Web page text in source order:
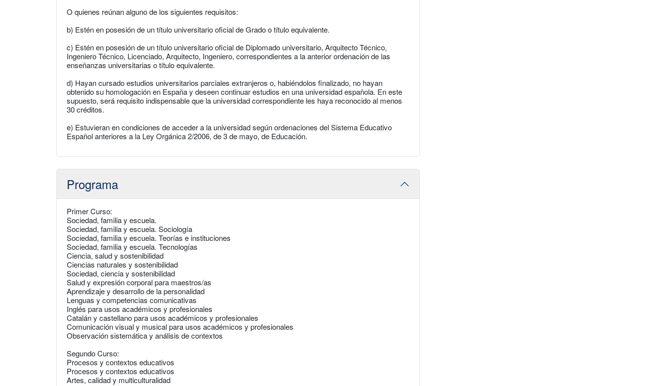
O quienes reúnan alguno de los siguientes requisitos:
b) Estén en posesión de un título universitario oficial de Grado o título equivalente.
c) Estén en posesión de un título universitario oficial de Diplomado universitario, Arquitecto Técnico,
Ingeniero Técnico, Licenciado, Arquitecto, Ingeniero, correspondientes a la anterior ordenación de las
enseñanzas universitarias o título equivalente.
d) Hayan cursado estudios universitarios parciales extranjeros o, habiéndolos finalizado, no hayan
obtenido su homologación en España y deseen continuar estudios en una universidad española. En este
supuesto, será requisito indispensable que la universidad correspondiente les haya reconocido al menos
30 créditos.
e) Estuvieran en condiciones de acceder a la universidad según ordenaciones del Sistema Educativo
Español anteriores a la Ley Orgánica 2/2006, de 3 de mayo, de Educación.
Programa
Primer Curso:
Sociedad, familia y escuela.
Sociedad, familia y escuela. Sociología
Sociedad, familia y escuela. Teorías e instituciones
Sociedad, familia y escuela. Tecnologías
Ciencia, salud y sostenibilidad
Ciencias naturales y sostenibilidad
Sociedad, ciencia y sostenibilidad
Salud y expresión corporal para maestros/as
Aprendizaje y desarrollo de la personalidad
Lenguas y competencias comunicativas
Inglés para usos académicos y profesionales
Catalán y castellano para usos académicos y profesionales
Comunicación visual y musical para usos académicos y profesionales
Observación sistemática y análisis de contextos
Segundo Curso:
Procesos y contextos educativos
Procesos y contextos educativos
Artes, calidad y multiculturalidad